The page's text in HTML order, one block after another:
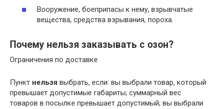
Вооружение, боеприпасы к нему, взрывчатые
вещества, средства взрывания, пороха.
Почему нельзя заказывать с озон?
Ограничения по доставке
Пункт нельзя выбрать, если: вы выбрали товар, который
превышает допустимые габариты; суммарный вес
товаров в посылке превышает допустимый; вы выбрали